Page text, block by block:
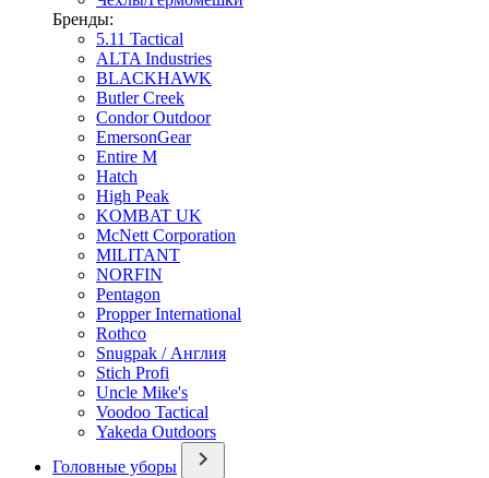
Бренды:
5.11 Tactical
ALTA Industries
BLACKHAWK
Butler Creek
Condor Outdoor
EmersonGear
Entire M
Hatch
High Peak
KOMBAT UK
McNett Corporation
MILITANT
NORFIN
Pentagon
Propper International
Rothco
Snugpak / Англия
Stich Profi
Uncle Mike's
Voodoo Tactical
Yakeda Outdoors
Головные уборы